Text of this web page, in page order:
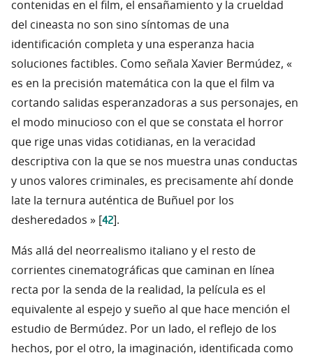
contenidas en el film, el ensañamiento y la crueldad
del cineasta no son sino síntomas de una
identificación completa y una esperanza hacia
soluciones factibles. Como señala Xavier Bermúdez, «
es en la precisión matemática con la que el film va
cortando salidas esperanzadoras a sus personajes, en
el modo minucioso con el que se constata el horror
que rige unas vidas cotidianas, en la veracidad
descriptiva con la que se nos muestra unas conductas
y unos valores criminales, es precisamente ahí donde
late la ternura auténtica de Buñuel por los
desheredados » [ 42 ].
Más allá del neorrealismo italiano y el resto de
corrientes cinematográficas que caminan en línea
recta por la senda de la realidad, la película es el
equivalente al espejo y sueño al que hace mención el
estudio de Bermúdez. Por un lado, el reflejo de los
hechos, por el otro, la imaginación, identificada como